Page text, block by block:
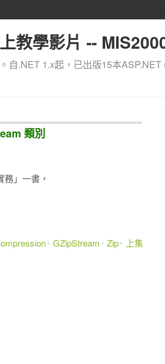
教學影片 --
.NET 1.x起，已出版15本
類別
」一書，
GZipStream Zip 上集